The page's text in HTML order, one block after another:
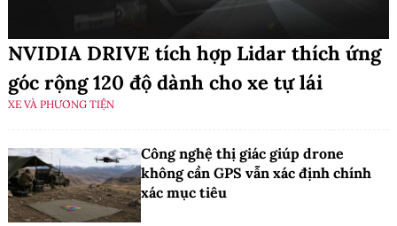
NVIDIA DRIVE tích hợp Lidar thích ứng
góc rộng 120 độ dành cho xe tự lái
XE VÀ PHƯƠNG TIỆN
Công nghệ thị giác giúp drone
không cần GPS vẫn xác định chính
xác mục tiêu